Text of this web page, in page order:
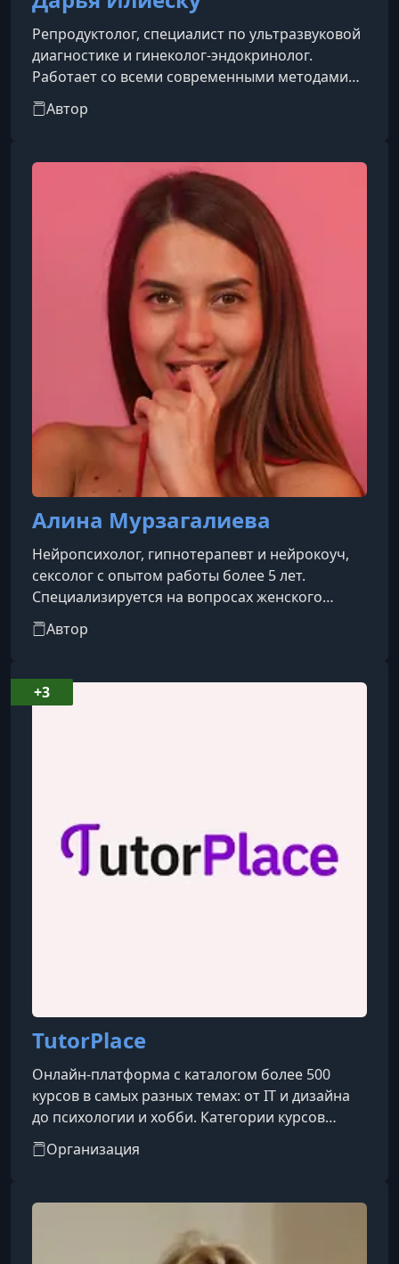
Репродуктолог, специалист по ультразвуковой
диагностике и гинеколог-эндокринолог.
Работает со всеми современными методами
выявления и лечения бесплодия, включая
применение вспомогательных
Автор
Алина Мурзагалиева
Нейропсихолог, гипнотерапевт и нейрокоуч,
сексолог с опытом работы более 5 лет.
Специализируется на вопросах женского
здоровья, работе с телесными блоками и
раскрытии чувственности и женской энергии.
Автор
TutorPlace
Онлайн-платформа с каталогом более 500
курсов в самых разных темах: от IT и дизайна
до психологии и хобби. Категории курсов
охватывают такие направления, как IT, бизнес,
дизайн, психология, творчество, блогинг, уход
Организация
+3